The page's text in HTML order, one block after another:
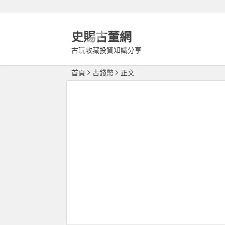
史賜古董網
古玩收藏投資知識分享
首頁 古錢幣 正文